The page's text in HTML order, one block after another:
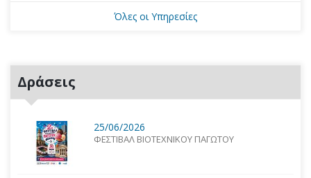
Όλες οι Υπηρεσίες
Δράσεις
25/06/2026
ΦΕΣΤΙΒΑΛ ΒΙΟΤΕΧΝΙΚΟΥ ΠΑΓΩΤΟΥ